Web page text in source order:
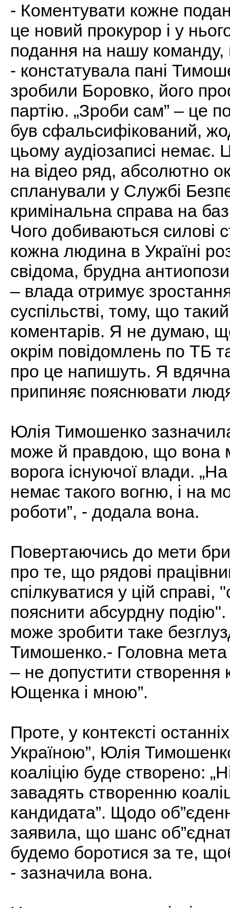
- Коментувати кожне
це новий прокурор і у
подання на нашу
- констатувала пані
зробили Боровко, його
партію. „Зроби сам” – це
був сфальсифікований,
цьому аудіозаписі немає.
на відео ряд, абсолютно
спланували у Службі
кримінальна справа на
Чого добиваються силові
кожна людина в Україні
свідома, брудна
– влада отримує
суспільстві, тому, що
коментарів. Я не думаю,
окрім повідомлень по ТБ
про це напишуть. Я
припиняє пояснювати
Юлія Тимошенко
може й правдою, що вона
ворога існуючої влади.
немає такого вогню, і на
роботи”, - додала вона.
Повертаючись до мети
про те, що рядові
спілкуватися у цій
пояснити абсурдну
може зробити таке
Тимошенко.- Головна мета
– не допустити створення
Ющенка і мною”.
Проте, у контексті
Україною”, Юлія
коаліцію буде створено:
завадять створенню
кандидата”. Щодо
заявила, що шанс
будемо боротися за те,
- зазначила вона.